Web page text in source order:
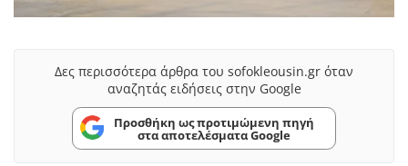
Δες περισσότερα άρθρα του sofokleousin.gr όταν
αναζητάς ειδήσεις στην Google
Προσθήκη ως προτιμώμενη πηγή
στα αποτελέσματα Google